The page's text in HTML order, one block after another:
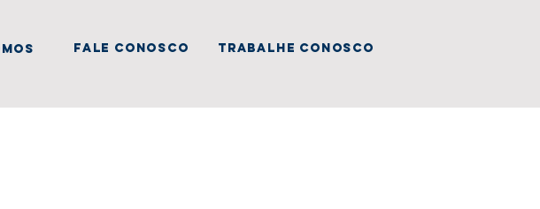
fale conosco trabalhe conosco